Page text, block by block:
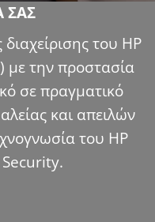
ΣΑΣ
του HP
με την προστασία
σε πραγματικό
και απειλών
του HP